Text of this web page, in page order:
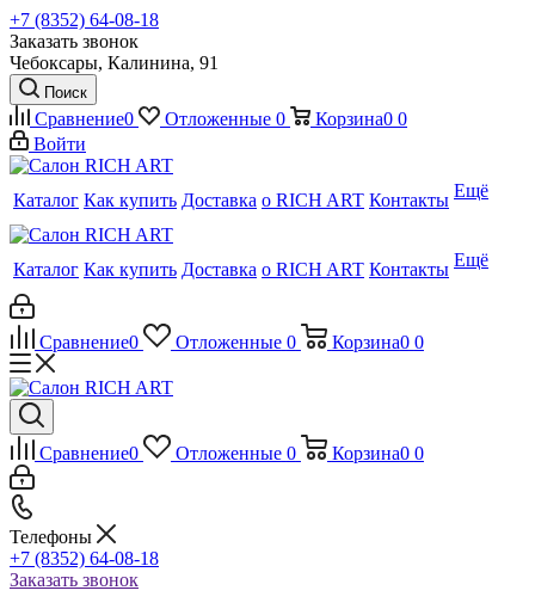
+7 (8352) 64-08-18
Заказать звонок
Чебоксары, Калинина, 91
Поиск
Сравнение0 Отложенные 0 Корзина0 0
Войти
Каталог Как купить Доставка о RICH ART Контакты Ещё
Каталог Как купить Доставка о RICH ART Контакты Ещё
Сравнение0 Отложенные 0 Корзина0 0
Сравнение0 Отложенные 0 Корзина0 0
Телефоны
+7 (8352) 64-08-18
Заказать звонок